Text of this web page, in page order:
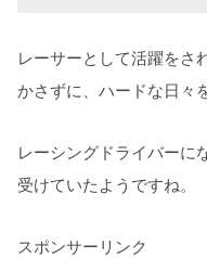
レーサーとして活躍をさ
かさずに、ハードな日々
レーシングドライバーに
受けていたようですね。
スポンサーリンク